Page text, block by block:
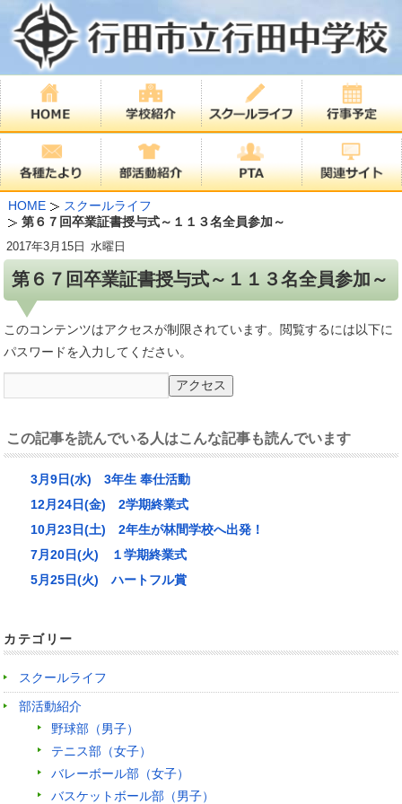
HOME
スクールライフ
第６７回卒業証書授与式～１１３名全員参加～
第６７回卒業証書授与式～１１３名全員参加～
2017年3月15日 水曜日
このコンテンツはアクセスが制限されています。閲覧するには以下に
パスワードを入力してください。
この記事を読んでいる人はこんな記事も読んでいます
3月9日(水) 3年生 奉仕活動
12月24日(金) 2学期終業式
10月23日(土) 2年生が林間学校へ出発！
7月20日(火) １学期終業式
5月25日(火) ハートフル賞
カテゴリー
スクールライフ
部活動紹介
野球部（男子）
テニス部（女子）
バレーボール部（女子）
バスケットボール部（男子）